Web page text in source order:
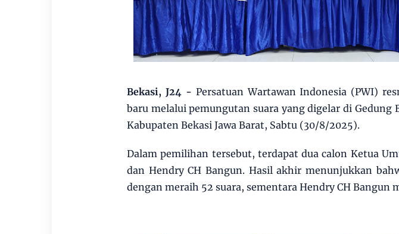
Bekasi, J24 - Persatuan Wartawan Indonesia (PWI)
baru melalui pemungutan suara yang digelar di Gedung
Kabupaten Bekasi Jawa Barat, Sabtu (30/8/2025).
Dalam pemilihan tersebut, terdapat dua calon Ketua
dan Hendry CH Bangun. Hasil akhir menunjukkan
dengan meraih 52 suara, sementara Hendry CH Bangun